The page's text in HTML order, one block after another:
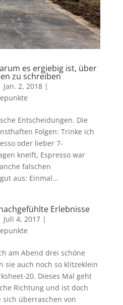
es ergiebig ist, über
zu schreiben
Jan. 2, 2018|
Entscheidungen. Die
Folgen: Trinke ich
oder lieber 7-
kneift, Espresso war
falschen
aus: Einmal...
Erlebnisse
Juli 4, 2017|
am Abend drei schöne
sie auch noch so klitzeklein
20. Dieses Mal geht
Richtung und ist doch
sich überraschen von